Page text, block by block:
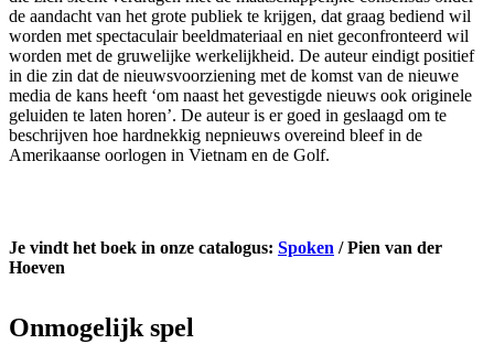
de aandacht van het grote publiek te krijgen, dat graag bediend wil
worden met spectaculair beeldmateriaal en niet geconfronteerd wil
worden met de gruwelijke werkelijkheid. De auteur eindigt positief
in die zin dat de nieuwsvoorziening met de komst van de nieuwe
media de kans heeft ‘om naast het gevestigde nieuws ook originele
geluiden te laten horen’. De auteur is er goed in geslaagd om te
beschrijven hoe hardnekkig nepnieuws overeind bleef in de
Amerikaanse oorlogen in Vietnam en de Golf.
Je vindt het boek in onze catalogus: Spoken / Pien van der
Hoeven
Onmogelijk spel